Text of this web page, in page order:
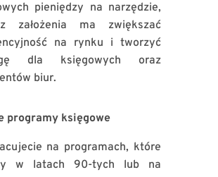
pieniędzy na narzędzie,
założenia ma zwiększać
na rynku i tworzyć
dla księgowych oraz
biur.
programy księgowe
na programach, które
w latach 90-tych lub na